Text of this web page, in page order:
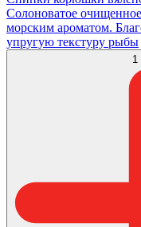
Солоноватое
морским ароматом.
упругую текстуру рыбы
1